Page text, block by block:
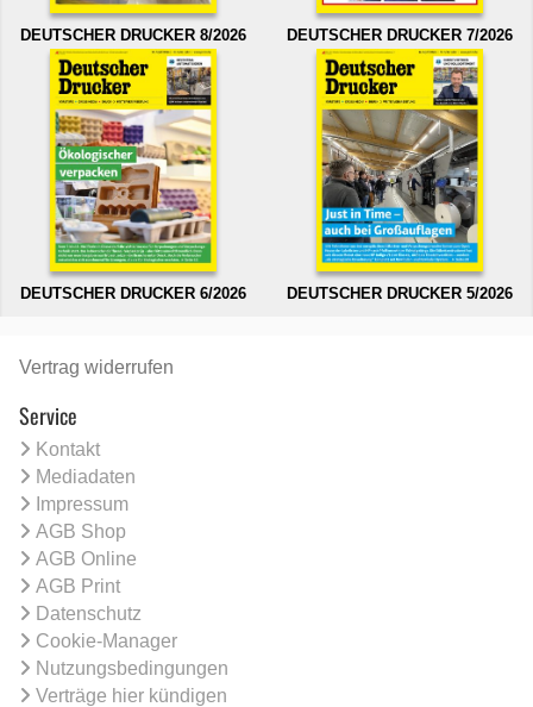
DEUTSCHER DRUCKER 8/2026 DEUTSCHER DRUCKER 7/2026
DEUTSCHER DRUCKER 6/2026 DEUTSCHER DRUCKER 5/2026
Vertrag widerrufen
Service
Kontakt
Mediadaten
Impressum
AGB Shop
AGB Online
AGB Print
Datenschutz
Cookie-Manager
Nutzungsbedingungen
Verträge hier kündigen